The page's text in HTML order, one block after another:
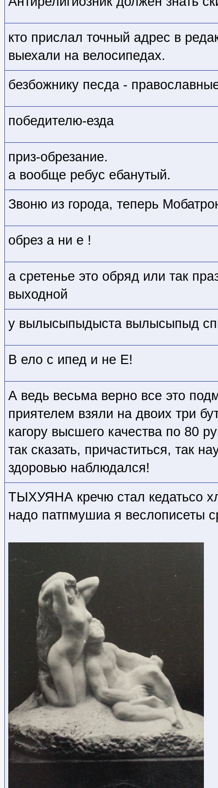
кто прислал точный адрес в
выехали на велосипедах.
безбожнику песда -
победителю-езда
приз-обрезание.
а вообще ребус ебанутый.
Звоню из города, теперь
обрез а ни е !
а сретенье это обряд или так
выходной
у вылысыпыдыста вылысыпыд
В ело с ипед и не Е!
А ведь весьма верно все это
приятелем взяли на двоих три
кагору высшего качества по 80
так сказать, причаститься, так
здоровью наблюдался!
ТЫХУЯНА кречю стал кедатьсо
надо патпмушиа я веслописеты